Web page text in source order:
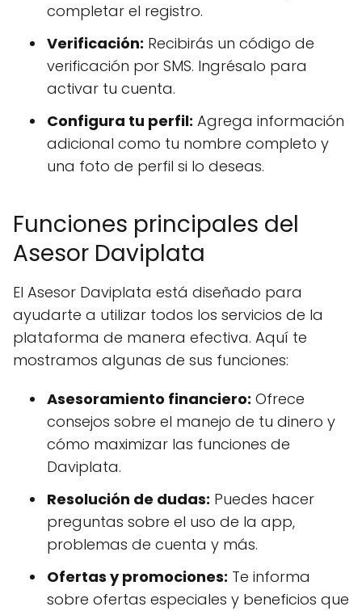
completar el registro.
Verificación: Recibirás un código de
verificación por SMS. Ingrésalo para
activar tu cuenta.
Configura tu perfil: Agrega información
adicional como tu nombre completo y
una foto de perfil si lo deseas.
Funciones principales del
Asesor Daviplata
El Asesor Daviplata está diseñado para
ayudarte a utilizar todos los servicios de la
plataforma de manera efectiva. Aquí te
mostramos algunas de sus funciones:
Asesoramiento financiero: Ofrece
consejos sobre el manejo de tu dinero y
cómo maximizar las funciones de
Daviplata.
Resolución de dudas: Puedes hacer
preguntas sobre el uso de la app,
problemas de cuenta y más.
Ofertas y promociones: Te informa
sobre ofertas especiales y beneficios que